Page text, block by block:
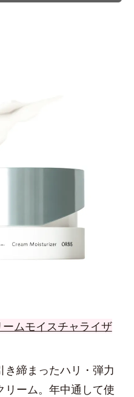
ムモイスチャライザ
締まったハリ・弾力
リーム。年中通して使